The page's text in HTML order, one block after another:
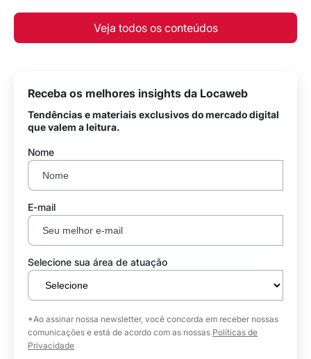
Veja todos os conteúdos
Receba os melhores insights da Locaweb
Tendências e materiais exclusivos do mercado digital
que valem a leitura.
Nome
E-mail
Selecione sua área de atuação
*Ao assinar nossa newsletter, você concorda em receber nossas
comunicações e está de acordo com as nossas Políticas de
Privacidade